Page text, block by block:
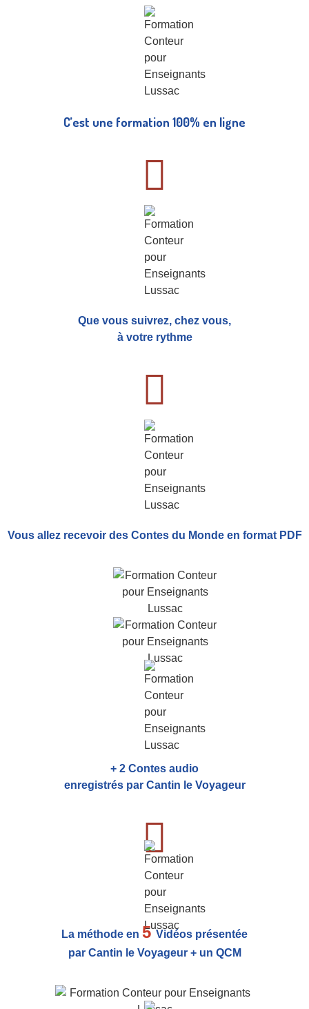
C’est une formation 100% en ligne
Que vous suivrez, chez vous,
à votre rythme
Vous allez recevoir des Contes du Monde en format PDF
+ 2 Contes audio
enregistrés par Cantin le Voyageur
La méthode en 5Vidéos présentée
par Cantin le Voyageur + un QCM